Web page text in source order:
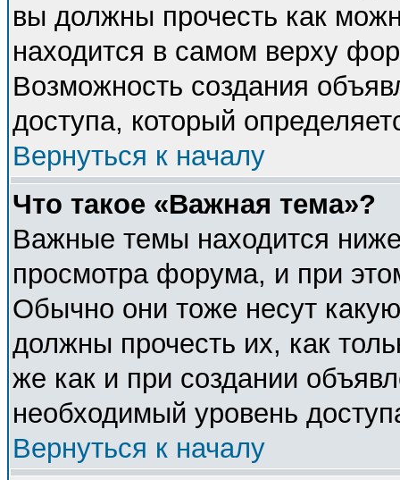
вы должны прочесть как
находится в самом верху
Возможность создания
доступа, который
Вернуться к началу
Что такое «Важная тема»?
Важные темы находится
просмотра форума, и при
Обычно они тоже несут
должны прочесть их, как
же как и при создании
необходимый уровень
Вернуться к началу